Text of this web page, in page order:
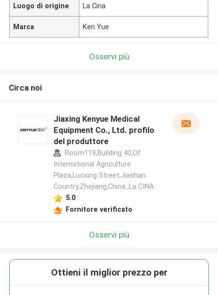
Luogo di origine La Cina
Marca Ken Yue
Osservi più
Circa noi
Jiaxing Kenyue Medical
Equipment Co., Ltd. profilo
del produttore
Room119,Building 40,Of
International Agriculture
Plaza,Luoxing Street,Jiashan
Country,Zhejiang,China ,La CINA
5.0
Fornitore verificato
Osservi più
Ottieni il miglior prezzo per